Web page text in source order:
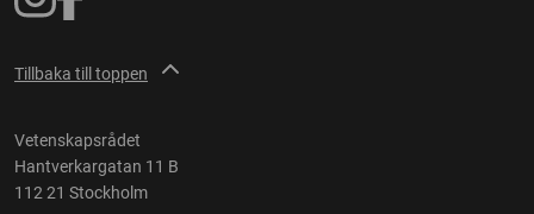
Tillbaka till toppen
Vetenskapsrådet
Hantverkargatan 11 B
112 21 Stockholm